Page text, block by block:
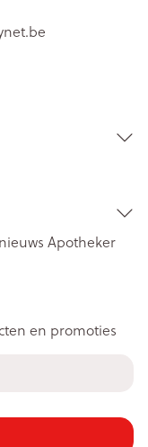
Apotheker
en promoties